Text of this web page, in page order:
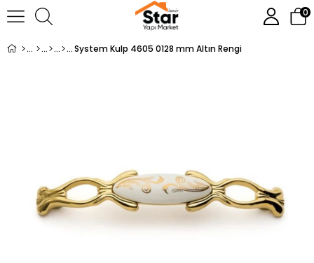
0
System Kulp 4605 0128 mm Altın Rengi